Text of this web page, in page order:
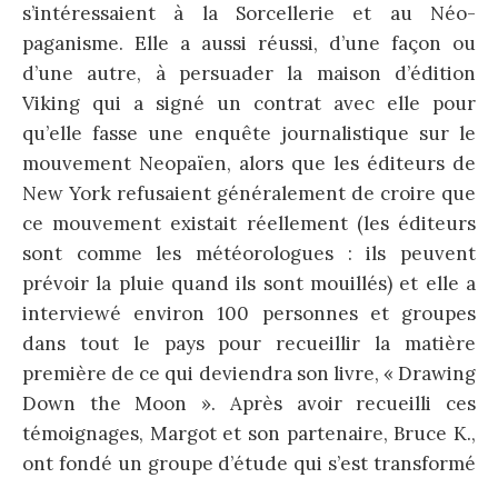
s’intéressaient à la Sorcellerie et au Néo-
paganisme. Elle a aussi réussi, d’une façon ou
d’une autre, à persuader la maison d’édition
Viking qui a signé un contrat avec elle pour
qu’elle fasse une enquête journalistique sur le
mouvement Neopaïen, alors que les éditeurs de
New York refusaient généralement de croire que
ce mouvement existait réellement (les éditeurs
sont comme les météorologues : ils peuvent
prévoir la pluie quand ils sont mouillés) et elle a
interviewé environ 100 personnes et groupes
dans tout le pays pour recueillir la matière
première de ce qui deviendra son livre, « Drawing
Down the Moon ». Après avoir recueilli ces
témoignages, Margot et son partenaire, Bruce K.,
ont fondé un groupe d’étude qui s’est transformé